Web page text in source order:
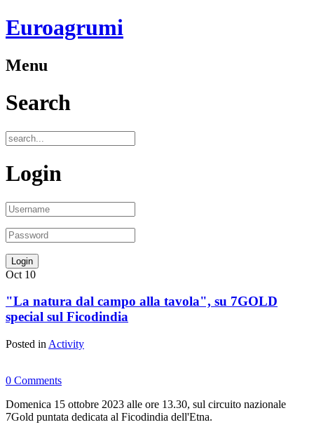
Euroagrumi
Menu
Search
Login
Oct 10
"La natura dal campo alla tavola", su 7GOLD
special sul Ficodindia
Posted in Activity
0 Comments
Domenica 15 ottobre 2023 alle ore 13.30, sul circuito nazionale
7Gold puntata dedicata al Ficodindia dell'Etna.